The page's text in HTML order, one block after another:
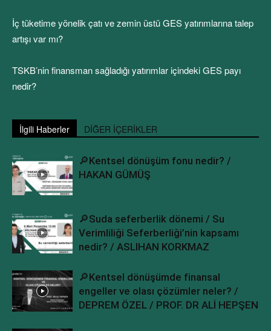
İç tüketime yönelik çatı ve zemin üstü GES yatırımlarına talep
artışı var mı?
TSKB’nin finansman sağladığı yatırımlar içindeki GES payı
nedir?
İlgili Haberler DİĞER İÇERİKLER
🔎Kentsel dönüşüm fonu nedir? /
HAKAN GÜMÜŞ
🔎Suda seferberlik dönemi / Su
Verimliliği Seferberliği’nin kapsamı
nedir? / ASLIHAN KORKMAZ
🔎Kentsel dönüşümde finansal
engeller ve olası çözümler neler? /
DEPREM ÖZEL / PROF. DR ALİ HEPŞEN